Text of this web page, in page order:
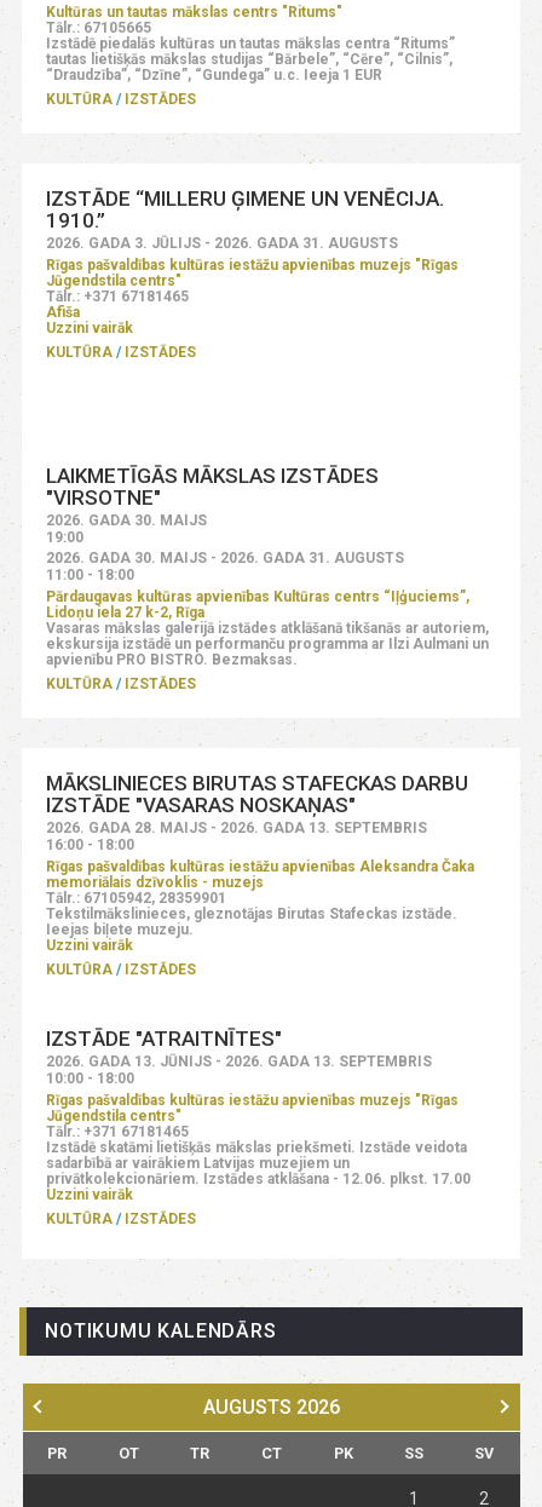
Kultūras un tautas mākslas centrs "Ritums"
Tālr.: 67105665
Izstādē piedalās kultūras un tautas mākslas centra “Ritums”
tautas lietišķās mākslas studijas “Bārbele”, “Cēre”, “Cilnis”,
“Draudzība”, “Dzīne”, “Gundega” u.c. Ieeja 1 EUR
KULTŪRA
IZSTĀDES
IZSTĀDE “MILLERU ĢIMENE UN VENĒCIJA.
1910.”
2026. GADA 3. JŪLIJS - 2026. GADA 31. AUGUSTS
Rīgas pašvaldības kultūras iestāžu apvienības muzejs "Rīgas
Jūgendstila centrs"
Tālr.: +371 67181465
Afiša
Uzzini vairāk
KULTŪRA
IZSTĀDES
LAIKMETĪGĀS MĀKSLAS IZSTĀDES
"VIRSOTNE"
2026. GADA 30. MAIJS
19:00
2026. GADA 30. MAIJS - 2026. GADA 31. AUGUSTS
11:00 - 18:00
Pārdaugavas kultūras apvienības Kultūras centrs “Iļģuciems”,
Lidoņu iela 27 k-2, Rīga
Vasaras mākslas galerijā izstādes atklāšanā tikšanās ar autoriem,
ekskursija izstādē un performanču programma ar Ilzi Aulmani un
apvienību PRO BISTRO. Bezmaksas.
KULTŪRA
IZSTĀDES
MĀKSLINIECES BIRUTAS STAFECKAS DARBU
IZSTĀDE "VASARAS NOSKAŅAS"
2026. GADA 28. MAIJS - 2026. GADA 13. SEPTEMBRIS
16:00 - 18:00
Rīgas pašvaldības kultūras iestāžu apvienības Aleksandra Čaka
memoriālais dzīvoklis - muzejs
Tālr.: 67105942, 28359901
Tekstilmākslinieces, gleznotājas Birutas Stafeckas izstāde.
Ieejas biļete muzeju.
Uzzini vairāk
KULTŪRA
IZSTĀDES
IZSTĀDE "ATRAITNĪTES"
2026. GADA 13. JŪNIJS - 2026. GADA 13. SEPTEMBRIS
10:00 - 18:00
Rīgas pašvaldības kultūras iestāžu apvienības muzejs "Rīgas
Jūgendstila centrs"
Tālr.: +371 67181465
Izstādē skatāmi lietišķās mākslas priekšmeti. Izstāde veidota
sadarbībā ar vairākiem Latvijas muzejiem un
privātkolekcionāriem. Izstādes atklāšana - 12.06. plkst. 17.00
Uzzini vairāk
KULTŪRA
IZSTĀDES
NOTIKUMU KALENDĀRS
AUGUSTS 2026
PR OT TR CT PK SS SV
1 2